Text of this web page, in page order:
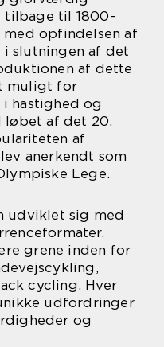
tilbage til 1800-
opfindelsen af
slutningen af det
af dette
muligt for
hastighed og
løbet af det 20.
af
anerkendt som
Lege.
udviklet sig med
grene inden for
cycling. Hver
udfordringer
og